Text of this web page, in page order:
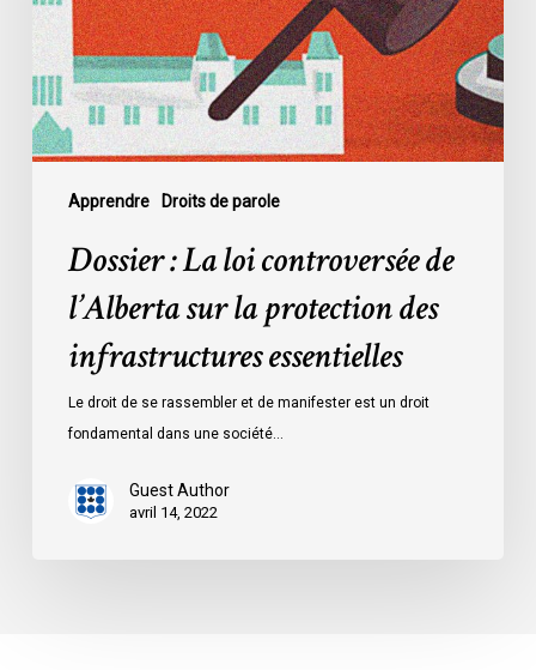
Apprendre Droits de parole
de
l’Alberta
sur
la
protection
infrastructures
Dossier : La loi controversée de
l’Alberta sur la protection des
infrastructures essentielles
Le droit de se rassembler et de manifester est un droit
fondamental dans une société…
Guest Author
avril 14, 2022